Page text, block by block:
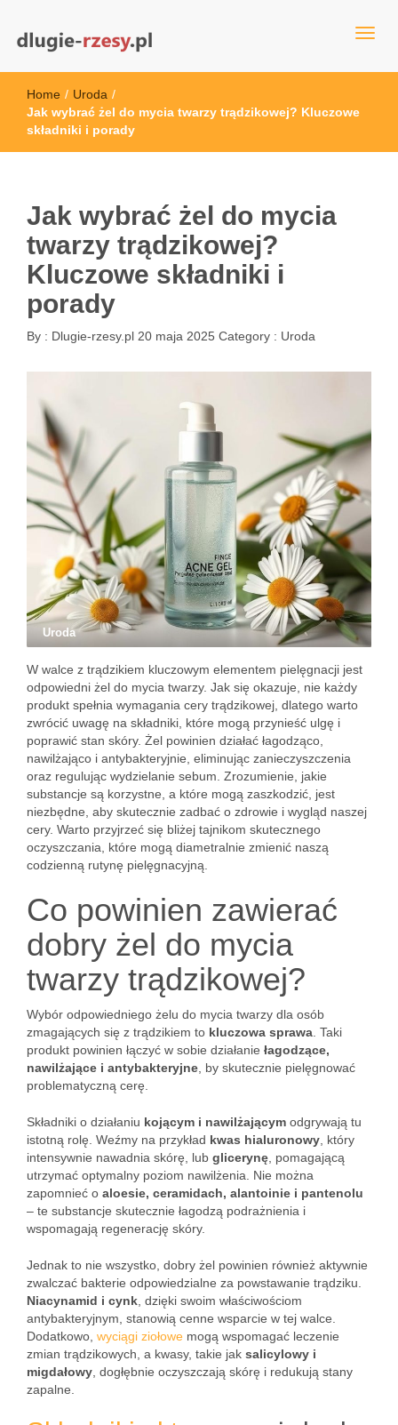
dlugie-rzesy.pl
Home / Uroda /
Jak wybrać żel do mycia twarzy trądzikowej? Kluczowe
składniki i porady
Jak wybrać żel do mycia
twarzy trądzikowej?
Kluczowe składniki i
porady
By : Dlugie-rzesy.pl 20 maja 2025 Category : Uroda
Uroda
W walce z trądzikiem kluczowym elementem pielęgnacji jest
odpowiedni żel do mycia twarzy. Jak się okazuje, nie każdy
produkt spełnia wymagania cery trądzikowej, dlatego warto
zwrócić uwagę na składniki, które mogą przynieść ulgę i
poprawić stan skóry. Żel powinien działać łagodząco,
nawilżająco i antybakteryjnie, eliminując zanieczyszczenia
oraz regulując wydzielanie sebum. Zrozumienie, jakie
substancje są korzystne, a które mogą zaszkodzić, jest
niezbędne, aby skutecznie zadbać o zdrowie i wygląd naszej
cery. Warto przyjrzeć się bliżej tajnikom skutecznego
oczyszczania, które mogą diametralnie zmienić naszą
codzienną rutynę pielęgnacyjną.
Co powinien zawierać
dobry żel do mycia
twarzy trądzikowej?
Wybór odpowiedniego żelu do mycia twarzy dla osób
zmagających się z trądzikiem to kluczowa sprawa . Taki
produkt powinien łączyć w sobie działanie łagodzące,
nawilżające i antybakteryjne , by skutecznie pielęgnować
problematyczną cerę.
Składniki o działaniu kojącym i nawilżającym odgrywają tu
istotną rolę. Weźmy na przykład kwas hialuronowy , który
intensywnie nawadnia skórę, lub glicerynę , pomagającą
utrzymać optymalny poziom nawilżenia. Nie można
zapomnieć o aloesie, ceramidach, alantoinie i pantenolu
– te substancje skutecznie łagodzą podrażnienia i
wspomagają regenerację skóry.
Jednak to nie wszystko, dobry żel powinien również aktywnie
zwalczać bakterie odpowiedzialne za powstawanie trądziku.
Niacynamid i cynk , dzięki swoim właściwościom
antybakteryjnym, stanowią cenne wsparcie w tej walce.
Dodatkowo, wyciągi ziołowe mogą wspomagać leczenie
zmian trądzikowych, a kwasy, takie jak salicylowy i
migdałowy , dogłębnie oczyszczają skórę i redukują stany
zapalne.